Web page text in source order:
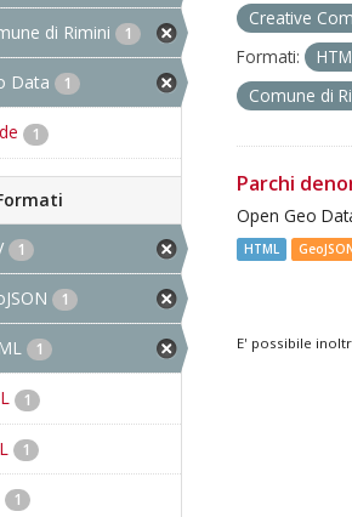
di Rimini 1
Data 1
1
1
1
1
1
1
1
Creative
Formati:
Comune di
Parchi
Open Geo
HTML
E' possibile